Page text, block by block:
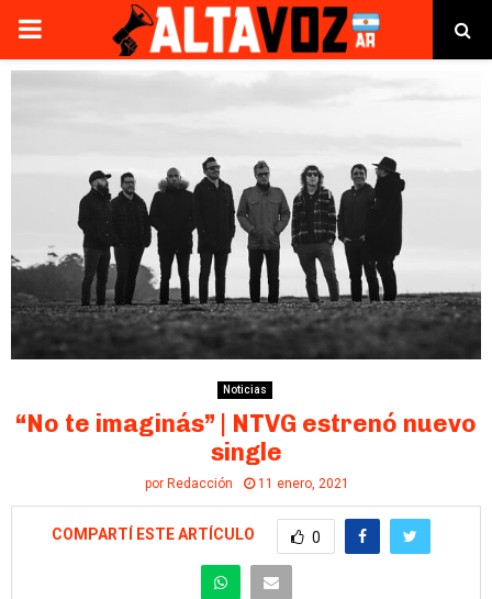
PRIMARY
Noticias
“No te imaginás” | NTVG estrenó nuevo
single
por Redacción 11 enero, 2021
COMPARTÍ ESTE ARTÍCULO 0